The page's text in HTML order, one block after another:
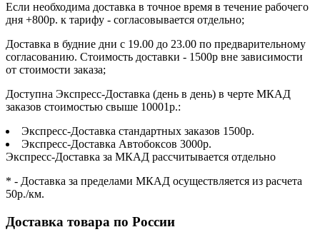
Если необходима доставка в точное время в течение рабочего
дня +800р. к тарифу - согласовывается отдельно;
Доставка в будние дни с 19.00 до 23.00 по предварительному
согласованию. Стоимость доставки - 1500р вне зависимости
от стоимости заказа;
Доступна Экспресс-Доставка (день в день) в черте МКАД
заказов стоимостью свыше 10001р.:
Экспресс-Доставка стандартных заказов 1500р.
Экспресс-Доставка Автобоксов 3000р.
Экспресс-Доставка за МКАД рассчитывается отдельно
* - Доставка за пределами МКАД осуществляется из расчета
50р./км.
Доставка товара по России